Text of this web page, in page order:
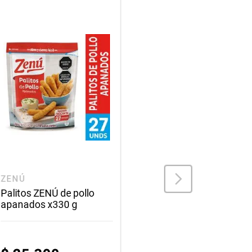
ZENÚ
Palitos ZENÚ de pollo
apanados x330 g
Palitos ZENÚ queso para